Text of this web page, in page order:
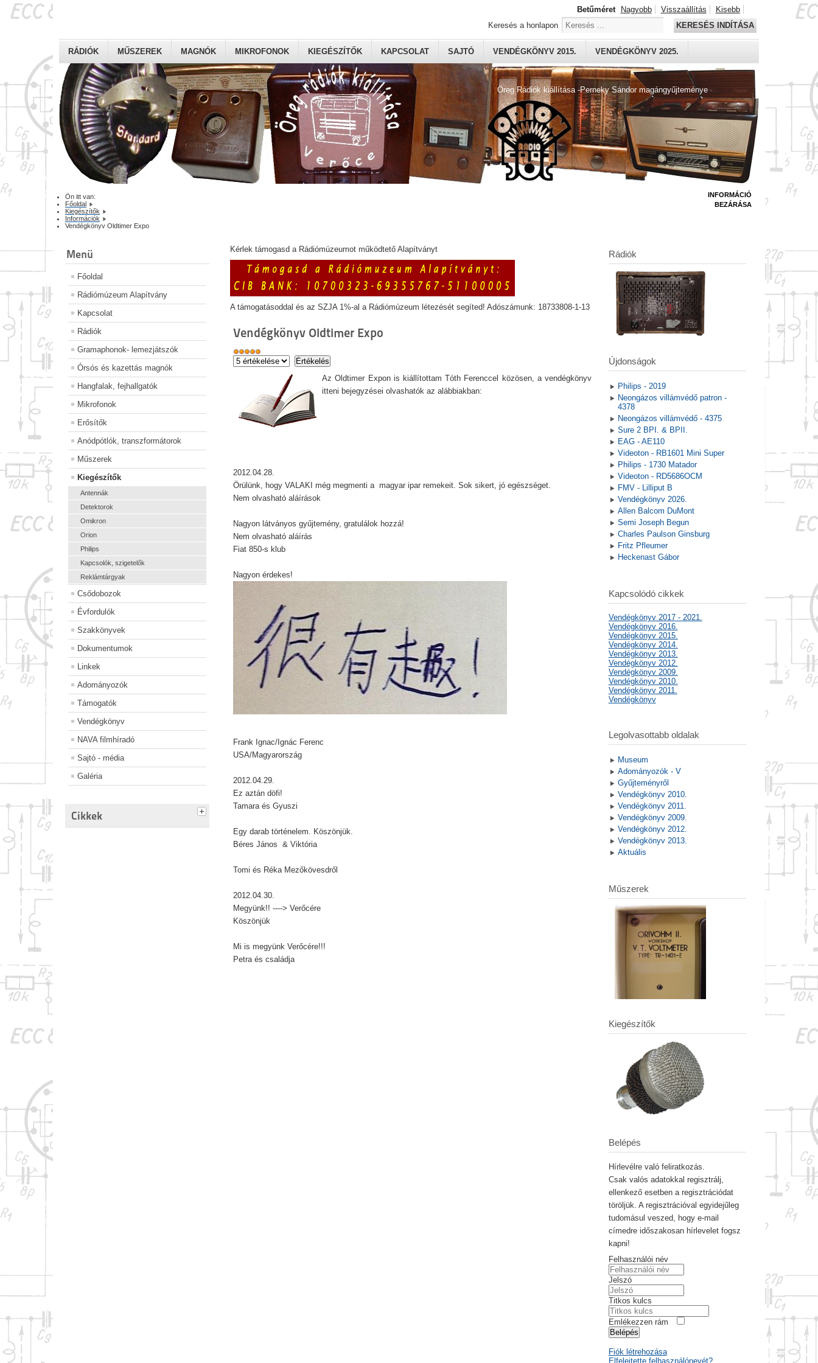
Öreg Rádiók kiállítása -Perneky Sándor magángyűjteménye
RÁDIÓK MŰSZEREK MAGNÓK MIKROFONOK KIEGÉSZÍTŐK KAPCSOLAT SAJTÓ VENDÉGKÖNYV 2015. VENDÉGKÖNYV 2025.
Betűméret Nagyobb Visszaállítás
Kisebb
Keresés a honlapon
KERESÉS INDÍTÁSA
Ön itt van:
Főoldal
Kiegészítők
Információk
Vendégkönyv Oldtimer Expo
Menü
Főoldal
Rádiómúzeum Alapítvány
Kapcsolat
Rádiók
Gramaphonok- lemezjátszók
Órsós és kazettás magnók
Hangfalak, fejhallgatók
Mikrofonok
Erősítők
Anódpótlók, transzformátorok
Műszerek
Kiegészítők
Antennák
Detektorok
Omikron
Orion
Philips
Kapcsolók, szigetelők
Reklámtárgyak
Csődobozok
Évfordulók
Szakkönyvek
Dokumentumok
Linkek
Adományozók
Támogatók
Vendégkönyv
NAVA filmhíradó
Sajtó - média
Galéria
Cikkek
Kérlek támogasd a Rádiómúzeumot működtető Alapítványt
A támogatásoddal és az SZJA 1%-al a Rádiómúzeum létezését segíted! Adószámunk: 18733808-1-13
Vendégkönyv Oldtimer Expo
Az Oldtimer Expon is kiállítottam Tóth Ferenccel közösen, a vendégkönyv
itteni bejegyzései olvashatók az alábbiakban:
2012.04.28.
Örülünk, hogy VALAKI még megmenti a magyar ipar remekeit. Sok sikert, jó egészséget.
Nem olvasható aláírások
Nagyon látványos gyűjtemény, gratulálok hozzá!
Nem olvasható aláírás
Fiat 850-s klub
Nagyon érdekes!
Frank Ignac/Ignác Ferenc
USA/Magyarország
2012.04.29.
Ez aztán döfi!
Tamara és Gyuszi
Egy darab történelem. Köszönjük.
Béres János & Viktória
Tomi és Réka Mezőkövesdről
2012.04.30.
Megyünk!! ----> Verőcére
Köszönjük
Mi is megyünk Verőcére!!!
Petra és családja
INFORMÁCIÓ
BEZÁRÁSA
Rádiók
Újdonságok
Philips - 2019
Neongázos villámvédő patron -
4378
Neongázos villámvédő - 4375
Sure 2 BPI. & BPII.
EAG - AE110
Videoton - RB1601 Mini Super
Philips - 1730 Matador
Videoton - RD5686OCM
FMV - Lilliput B
Vendégkönyv 2026.
Allen Balcom DuMont
Semi Joseph Begun
Charles Paulson Ginsburg
Fritz Pfleumer
Heckenast Gábor
Kapcsolódó cikkek
Vendégkönyv 2017 - 2021.
Vendégkönyv 2016.
Vendégkönyv 2015.
Vendégkönyv 2014.
Vendégkönyv 2013.
Vendégkönyv 2012.
Vendégkönyv 2009.
Vendégkönyv 2010.
Vendégkönyv 2011.
Vendégkönyv
Legolvasottabb oldalak
Museum
Adományozók - V
Gyűjteményről
Vendégkönyv 2010.
Vendégkönyv 2011.
Vendégkönyv 2009.
Vendégkönyv 2012.
Vendégkönyv 2013.
Aktuális
Műszerek
Kiegészítők
Belépés
Hírlevélre való feliratkozás.
Csak valós adatokkal regisztrálj,
ellenkező esetben a regisztrációdat
töröljük. A regisztrációval egyidejűleg
tudomásul veszed, hogy e-mail
címedre időszakosan hírlevelet fogsz
kapni!
Felhasználói név
Jelszó
Titkos kulcs
Emlékezzen rám
Belépés
Fiók létrehozása
Elfelejtette felhasználónevét?